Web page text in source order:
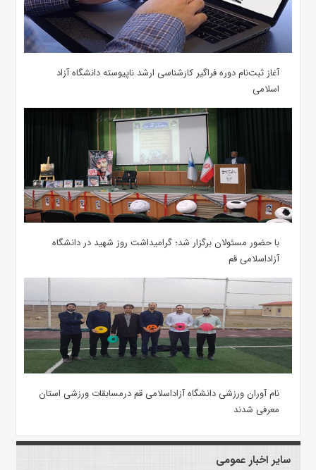
آغاز ثبت‌نام دوره فراگیر کارشناسی ارشد ناپیوسته دانشگاه آزاد
اسلامی
با حضور مسئولان برگزار شد؛ گرامیداشت روز شهید در دانشگاه
آزاداسلامی قم
نام آوران ورزشی دانشگاه آزاداسلامی قم درمسابقات ورزشی استان
معرفی شدند
سایر اخبار عمومی